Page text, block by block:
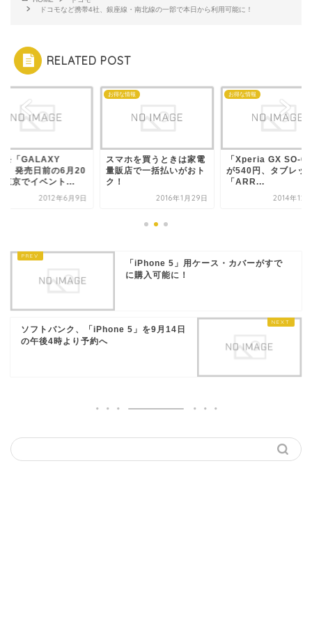
ドコモなど携帯4社、銀座線・南北線の一部で本日から利用可能に！
RELATED POST
モ「GALAXY
、発売日前の6月20
東京でイベント...
2012年6月9日
お得な情報
スマホを買うときは家電
量販店で一括払いがおト
ク！
2016年1月29日
お得な情報
「Xperia GX SO-
が540円、タブレッ
「ARR...
2014年12
「iPhone 5」用ケース・カバーがすで
に購入可能に！
ソフトバンク、「iPhone 5」を9月14日
の午後4時より予約へ